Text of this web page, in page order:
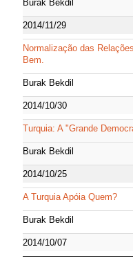
Burak Bekdil
2014/11/29
Normalização das
Bem.
Burak Bekdil
2014/10/30
Turquia: A "Grande
Burak Bekdil
2014/10/25
A Turquia Apóia Quem?
Burak Bekdil
2014/10/07